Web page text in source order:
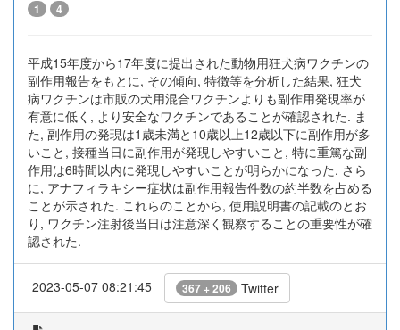
1 4
平成15年度から17年度に提出された動物用狂犬病ワクチンの
副作用報告をもとに, その傾向, 特徴等を分析した結果, 狂犬
病ワクチンは市販の犬用混合ワクチンよりも副作用発現率が
有意に低く, より安全なワクチンであることが確認された. ま
た, 副作用の発現は1歳未満と10歳以上12歳以下に副作用が多
いこと, 接種当日に副作用が発現しやすいこと, 特に重篤な副
作用は6時間以内に発現しやすいことが明らかになった. さら
に, アナフィラキシー症状は副作用報告件数の約半数を占める
ことが示された. これらのことから, 使用説明書の記載のとお
り, ワクチン注射後当日は注意深く観察することの重要性が確
認された.
2023-05-07 08:21:45 367 + 206 Twitter